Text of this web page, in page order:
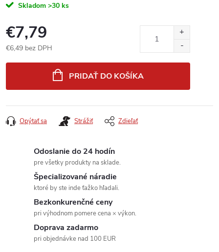
Skladom >30 ks
€7,79
€6,49 bez DPH
PRIDAŤ DO KOŠÍKA
Opýtať sa Strážiť Zdieľať
Odoslanie do 24 hodín
pre všetky produkty na sklade.
Špecializované náradie
ktoré by ste inde ťažko hľadali.
Bezkonkurenčné ceny
pri výhodnom pomere cena × výkon.
Doprava zadarmo
pri objednávke nad 100 EUR